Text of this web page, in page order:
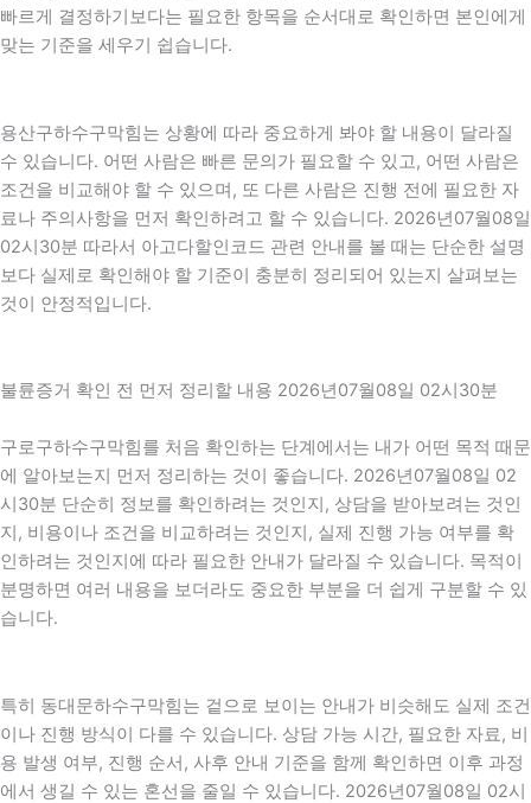
빠르게 결정하기보다는 필요한 항목을 순서대로 확인하면 본인에게
맞는 기준을 세우기 쉽습니다.
용산구하수구막힘는 상황에 따라 중요하게 봐야 할 내용이 달라질
수 있습니다. 어떤 사람은 빠른 문의가 필요할 수 있고, 어떤 사람은
조건을 비교해야 할 수 있으며, 또 다른 사람은 진행 전에 필요한 자
료나 주의사항을 먼저 확인하려고 할 수 있습니다. 2026년07월08일
02시30분 따라서 아고다할인코드 관련 안내를 볼 때는 단순한 설명
보다 실제로 확인해야 할 기준이 충분히 정리되어 있는지 살펴보는
것이 안정적입니다.
불륜증거 확인 전 먼저 정리할 내용 2026년07월08일 02시30분
구로구하수구막힘를 처음 확인하는 단계에서는 내가 어떤 목적 때문
에 알아보는지 먼저 정리하는 것이 좋습니다. 2026년07월08일 02
시30분 단순히 정보를 확인하려는 것인지, 상담을 받아보려는 것인
지, 비용이나 조건을 비교하려는 것인지, 실제 진행 가능 여부를 확
인하려는 것인지에 따라 필요한 안내가 달라질 수 있습니다. 목적이
분명하면 여러 내용을 보더라도 중요한 부분을 더 쉽게 구분할 수 있
습니다.
특히 동대문하수구막힘는 겉으로 보이는 안내가 비슷해도 실제 조건
이나 진행 방식이 다를 수 있습니다. 상담 가능 시간, 필요한 자료, 비
용 발생 여부, 진행 순서, 사후 안내 기준을 함께 확인하면 이후 과정
에서 생길 수 있는 혼선을 줄일 수 있습니다. 2026년07월08일 02시